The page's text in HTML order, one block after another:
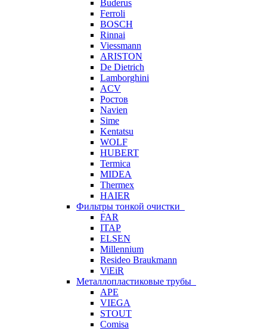
Buderus
Ferroli
BOSCH
Rinnai
Viessmann
ARISTON
De Dietrich
Lamborghini
ACV
Ростов
Navien
Sime
Kentatsu
WOLF
HUBERT
Termica
MIDEA
Thermex
HAIER
Фильтры тонкой очистки
FAR
ITAP
ELSEN
Millennium
Resideo Braukmann
ViEiR
Металлопластиковые трубы
APE
VIEGA
STOUT
Comisa